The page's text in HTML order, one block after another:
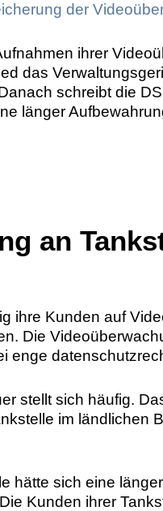
der
ihrer
das
schreibt die
länger
an
ihre Kunden auf
Die
enge
stellt sich häufig.
im ländlichen
hätte sich eine
Kunden ihrer